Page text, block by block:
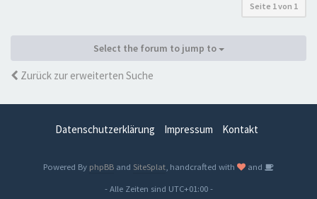
Seite 1von 1
Select the forum to jump to
Zurück zur erweiterten Suche
Datenschutzerklärung Impressum Kontakt
Powered By phpBB and SiteSplat , handcrafted with
and
- Alle Zeiten sind UTC+01:00-